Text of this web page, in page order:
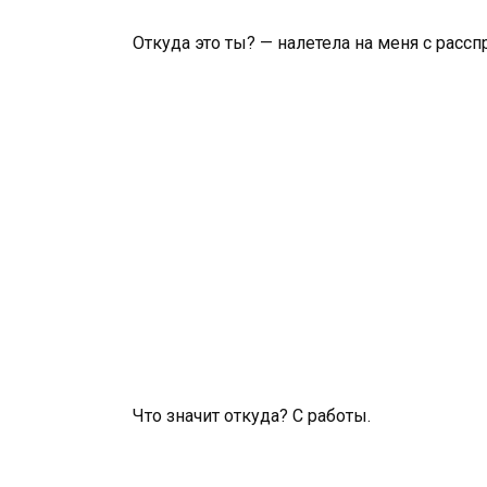
Откуда это ты? — налетела на меня с
Что значит откуда? С работы.